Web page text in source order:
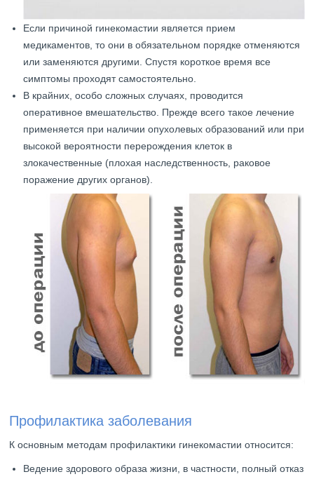
Если причиной гинекомастии является прием
медикаментов, то они в обязательном порядке отменяются
или заменяются другими. Спустя короткое время все
симптомы проходят самостоятельно.
В крайних, особо сложных случаях, проводится
оперативное вмешательство. Прежде всего такое лечение
применяется при наличии опухолевых образований или при
высокой вероятности перерождения клеток в
злокачественные (плохая наследственность, раковое
поражение других органов).
Профилактика заболевания
К основным методам профилактики гинекомастии относится:
Ведение здорового образа жизни, в частности, полный отказ